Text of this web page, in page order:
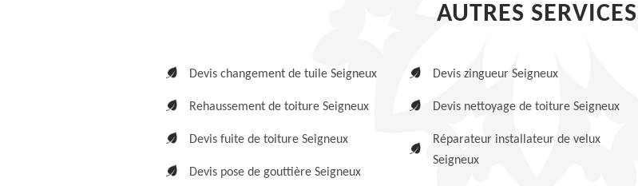
AUTRES SERVICES
Devis changement de tuile Seigneux
Rehaussement de toiture Seigneux
Devis fuite de toiture Seigneux
Devis pose de gouttière Seigneux
Devis zingueur Seigneux
Devis nettoyage de toiture Seigneux
Réparateur installateur de velux
Seigneux